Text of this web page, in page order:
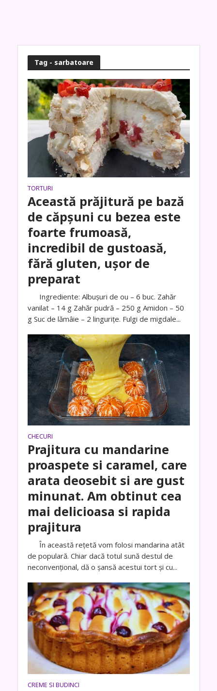
Tag - sarbatoare
TORTURI
Această prăjitură pe bază
de căpșuni cu bezea este
foarte frumoasă,
incredibil de gustoasă,
fără gluten, ușor de
preparat
Ingrediente: Albușuri de ou – 6 buc. Zahăr
vanilat – 14 g Zahăr pudră – 250 g Amidon – 50
g Suc de lămâie – 2 lingurițe. Fulgi de migdale...
CHECURI
Prajitura cu mandarine
proaspete si caramel, care
arata deosebit si are gust
minunat. Am obtinut cea
mai delicioasa si rapida
prajitura
În această rețetă vom folosi mandarina atât
de populară. Chiar dacă totul sună destul de
neconvențional, dă o șansă acestui tort și cu...
CREME SI BUDINCI